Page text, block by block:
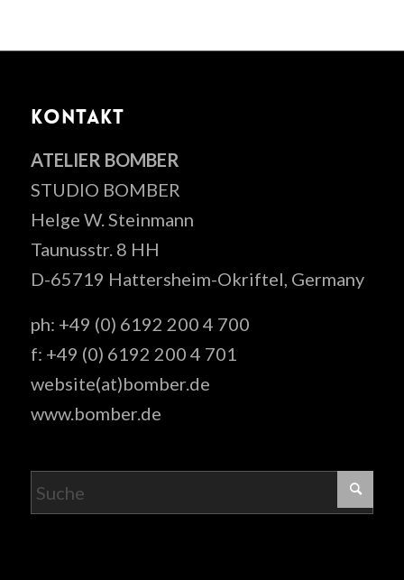
KONTAKT
ATELIER BOMBER
STUDIO BOMBER
Helge W. Steinmann
Taunusstr. 8 HH
D-65719 Hattersheim-Okriftel, Germany
ph: +49 (0) 6192 200 4 700
f: +49 (0) 6192 200 4 701
website(at)bomber.de
www.bomber.de